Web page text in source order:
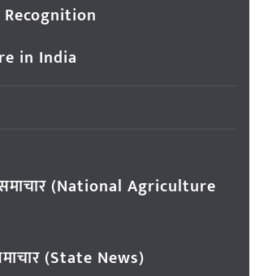
in India
समाचार (National Agriculture
(State News)